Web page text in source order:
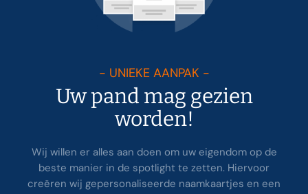
- UNIEKE AANPAK -
Uw pand mag gezien
worden!
Wij willen er alles aan doen om uw eigendom op de
beste manier in de spotlight te zetten. Hiervoor
creëren wij gepersonaliseerde naamkaartjes en een